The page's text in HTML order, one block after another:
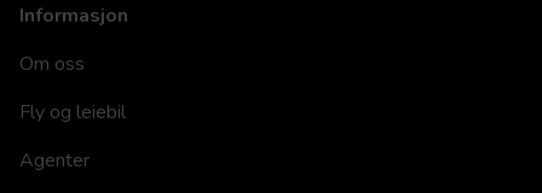
Informasjon
Om oss
Fly og leiebil
Agenter